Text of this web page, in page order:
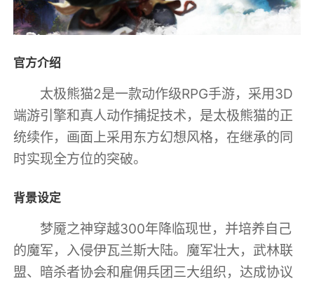
官方介绍
太极熊猫2是一款动作级RPG手游，采用3D
端游引擎和真人动作捕捉技术，是太极熊猫的正
统续作，画面上采用东方幻想风格，在继承的同
时实现全方位的突破。
背景设定
梦魇之神穿越300年降临现世，并培养自己
的魔军，入侵伊瓦兰斯大陆。魔军壮大，武林联
盟、暗杀者协会和雇佣兵团三大组织，达成协议